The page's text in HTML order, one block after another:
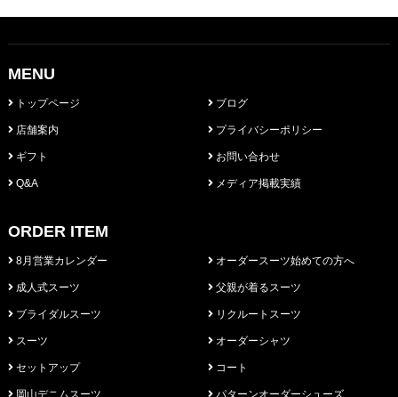
MENU
トップページ
店舗案内
ギフト
Q&A
ブログ
プライバシーポリシー
お問い合わせ
メディア掲載実績
ORDER ITEM
8月営業カレンダー
成人式スーツ
ブライダルスーツ
スーツ
セットアップ
岡山デニムスーツ
オーダースーツ始めての方へ
父親が着るスーツ
リクルートスーツ
オーダーシャツ
コート
パターンオーダーシューズ